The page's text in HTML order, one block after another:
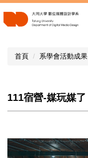
主
首頁 系學會活動成果
111宿營-媒玩媒了